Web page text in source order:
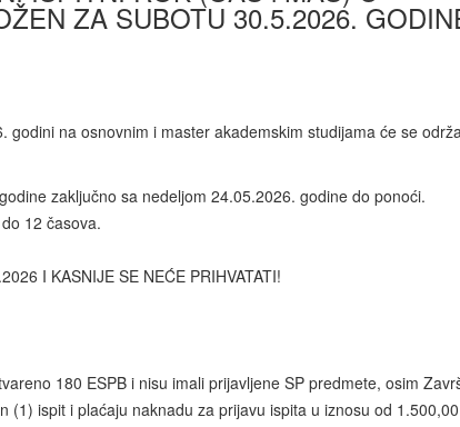
ZA SUBOTU 30.5.2026.
na osnovnim i master akademskim studijama će se
zaključno sa nedeljom 24.05.2026. godine do ponoći.
12 časova.
I KASNIJE SE NEĆE PRIHVATATI!
180 ESPB i nisu imali prijavljene SP predmete, osim
(1) ispit i plaćaju naknadu za prijavu ispita u iznosu od